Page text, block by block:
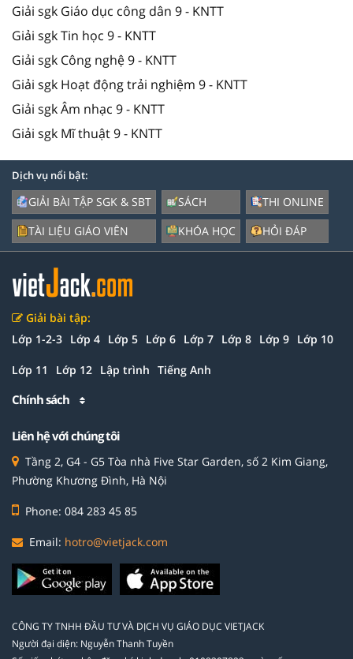
Giải sgk Giáo dục công dân 9 - KNTT
Giải sgk Tin học 9 - KNTT
Giải sgk Công nghệ 9 - KNTT
Giải sgk Hoạt động trải nghiệm 9 - KNTT
Giải sgk Âm nhạc 9 - KNTT
Giải sgk Mĩ thuật 9 - KNTT
Dịch vụ nổi bật:
GIẢI BÀI TẬP SGK & SBT
TÀI LIỆU GIÁO VIÊN
SÁCH
KHÓA HỌC
THI ONLINE
HỎI ĐÁP
Giải bài tập:
Lớp 1-2-3 Lớp 4 Lớp 5 Lớp 6 Lớp 7 Lớp 8 Lớp 9 Lớp 10
Lớp 11 Lớp 12 Lập trình Tiếng Anh
Chính sách
Liên hệ với chúng tôi
Tầng 2, G4 - G5 Tòa nhà Five Star Garden, số 2 Kim Giang,
Phường Khương Đình, Hà Nội
Phone: 084 283 45 85
Email: hotro@vietjack.com
CÔNG TY TNHH ĐẦU TƯ VÀ DỊCH VỤ GIÁO DỤC VIETJACK
Người đại diện: Nguyễn Thanh Tuyền